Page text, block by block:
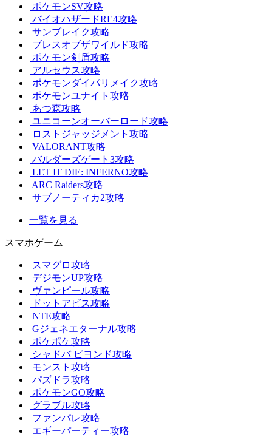
ポケモンSV攻略
バイオハザードRE4攻略
サンブレイク攻略
ブレスオブザワイルド攻略
ポケモン剣盾攻略
アルセウス攻略
ポケモンダイパリメイク攻略
ポケモンユナイト攻略
あつ森攻略
ユニコーンオーバーロード攻略
ロストジャッジメント攻略
VALORANT攻略
バルダーズゲート3攻略
LET IT DIE: INFERNO攻略
ARC Raiders攻略
サブノーティカ2攻略
一覧を見る
スマホゲーム
スマグロ攻略
デジモンUP攻略
ヴァンピール攻略
ドットアビス攻略
NTE攻略
Gジェネエターナル攻略
ポケポケ攻略
シャドバ ビヨンド攻略
モンスト攻略
パズドラ攻略
ポケモンGO攻略
グラブル攻略
ファンパレ攻略
エギーパーティー攻略